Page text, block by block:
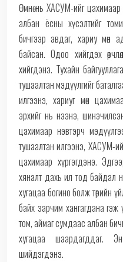
Өмнө нь ХАСУМ-ийг
албан ёсны хүсэлтийг
бичгээр авдаг, хариу мөн
байсан. Одоо хийгдэх
хийгдэнэ. Тухайн
тушаалтан мэдүүлгийг
илгээнэ, хариуг мөн
эрхийг нь нээнэ,
цахимаар нэвтэрч
тушаалтан илгээнэ, ХАСУМ-
цахимаар хүргэгдэнэ.
хяналт дахь ил тод байдал
хугацаа богино болж төрийн
байх зарчим хангагдана
том, аймаг сумдаас албан
хугацаа шаардагддаг.
шийдэгдэнэ.